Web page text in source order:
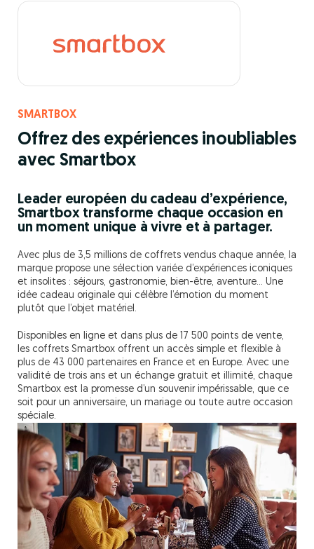
SMARTBOX
Offrez des expériences inoubliables
avec Smartbox
Leader européen du cadeau d’expérience,
Smartbox transforme chaque occasion en
un moment unique à vivre et à partager.
Avec plus de 3,5 millions de coffrets vendus chaque année, la
marque propose une sélection variée d’expériences iconiques
et insolites : séjours, gastronomie, bien-être, aventure… Une
idée cadeau originale qui célèbre l’émotion du moment
plutôt que l’objet matériel.
Disponibles en ligne et dans plus de 17 500 points de vente,
les coffrets Smartbox offrent un accès simple et flexible à
plus de 43 000 partenaires en France et en Europe. Avec une
validité de trois ans et un échange gratuit et illimité, chaque
Smartbox est la promesse d’un souvenir impérissable, que ce
soit pour un anniversaire, un mariage ou toute autre occasion
spéciale.